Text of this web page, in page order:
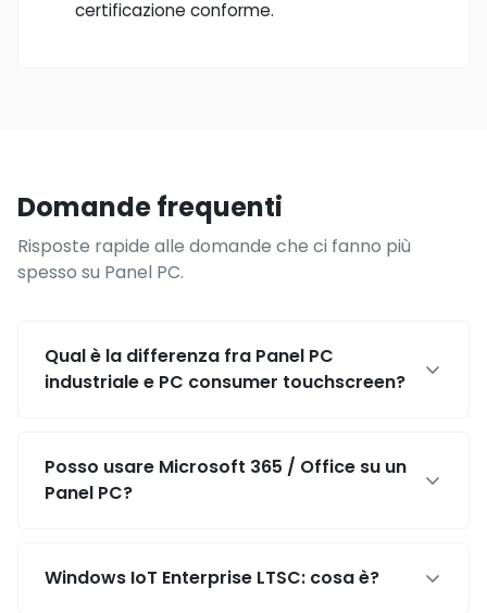
certificazione conforme.
Domande frequenti
Risposte rapide alle domande che ci fanno più
spesso su Panel PC.
Qual è la differenza fra Panel PC
industriale e PC consumer touchscreen?
Posso usare Microsoft 365 / Office su un
Panel PC?
Windows IoT Enterprise LTSC: cosa è?